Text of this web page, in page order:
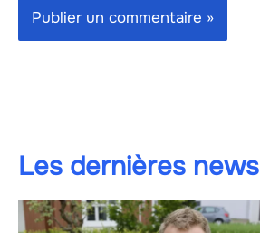
Les dernières news